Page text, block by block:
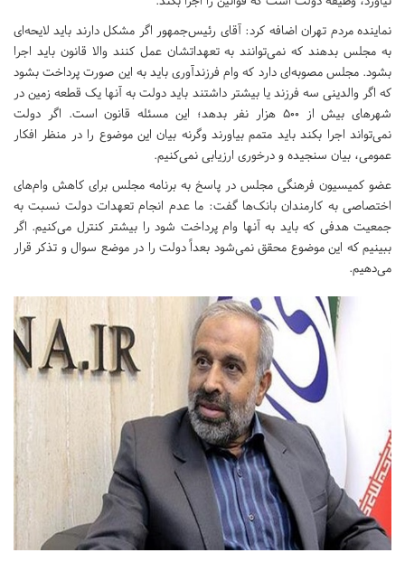
نماینده مردم تهران اضافه کرد: آقای رئیس‌جمهور اگر مشکل دارند باید لایحه‌ای
به مجلس بدهند که نمی‌توانند به تعهداتشان عمل کنند والا قانون باید اجرا
بشود. مجلس مصوبه‌ای دارد که وام فرزندآوری باید به این صورت پرداخت بشود
که اگر والدینی سه فرزند یا بیشتر داشتند باید دولت به آنها یک قطعه زمین در
شهرهای بیش از 500 هزار نفر بدهد؛ این مسئله قانون است. اگر دولت
نمی‌تواند اجرا بکند باید متمم بیاورند وگرنه بیان این موضوع را در منظر افکار
عمومی، بیان سنجیده و درخوری ارزیابی نمی‌کنیم.
عضو کمیسیون فرهنگی مجلس در پاسخ به برنامه مجلس برای کاهش وام‌های
اختصاصی به کارمندان بانک‌ها گفت: ما عدم انجام تعهدات دولت نسبت به
جمعیت هدفی که باید به آنها وام پرداخت شود را بیشتر کنترل می‌کنیم. اگر
ببینیم که این موضوع محقق نمی‌شود بعداً دولت را در موضع سوال و تذکر قرار
می‌دهیم.